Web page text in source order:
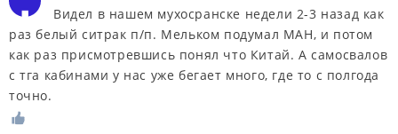
Видел в нашем мухосранске недели 2-3 назад как
раз белый ситрак п/п. Мельком подумал МАН, и потом
как раз присмотревшись понял что Китай. А самосвалов
с тга кабинами у нас уже бегает много, где то с полгода
точно.